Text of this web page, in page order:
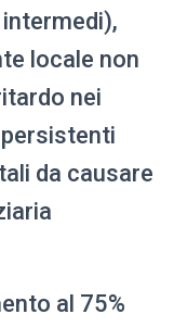
locale non
nei
da causare
al 75%